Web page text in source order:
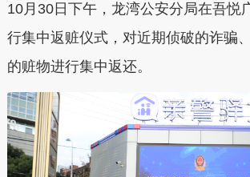
10月30日下午，龙湾公安分局在吾悦
行集中返赃仪式，对近期侦破的诈骗
的赃物进行集中返还。